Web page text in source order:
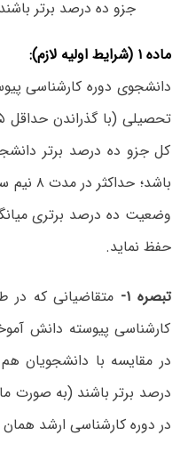
جزو ده درصد برتر
ماده ۱ (شرایط اولیه لازم):
کل جزو ده درصد برتر
باشد؛
وضعیت ده درصد برتری
حفظ نماید.
تبصره ۱-
کارشناسی پیوسته دانش
در مقایسه با دانشجویان
درصد برتر باشند (به صورت
در دوره کارشناسی ارشد